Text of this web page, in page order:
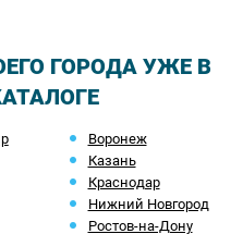
ГОРОДА УЖЕ В
Воронеж
Казань
Краснодар
Нижний Новгород
Ростов-на-Дону